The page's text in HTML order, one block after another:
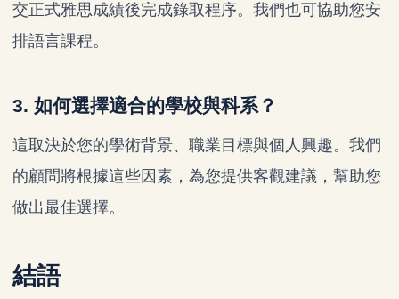
交正式雅思成績後完成錄取程序。我們也可協助您安
排語言課程。
3. 如何選擇適合的學校與科系？
這取決於您的學術背景、職業目標與個人興趣。我們
的顧問將根據這些因素，為您提供客觀建議，幫助您
做出最佳選擇。
結語